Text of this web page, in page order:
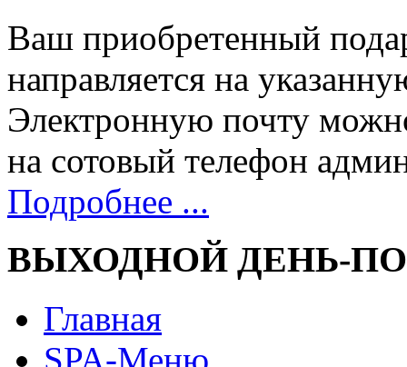
Ваш приобретенный
направляется на
Электронную почту
на сотовый телефон
Подробнее ...
ВЫХОДНОЙ ДЕНЬ-
Главная